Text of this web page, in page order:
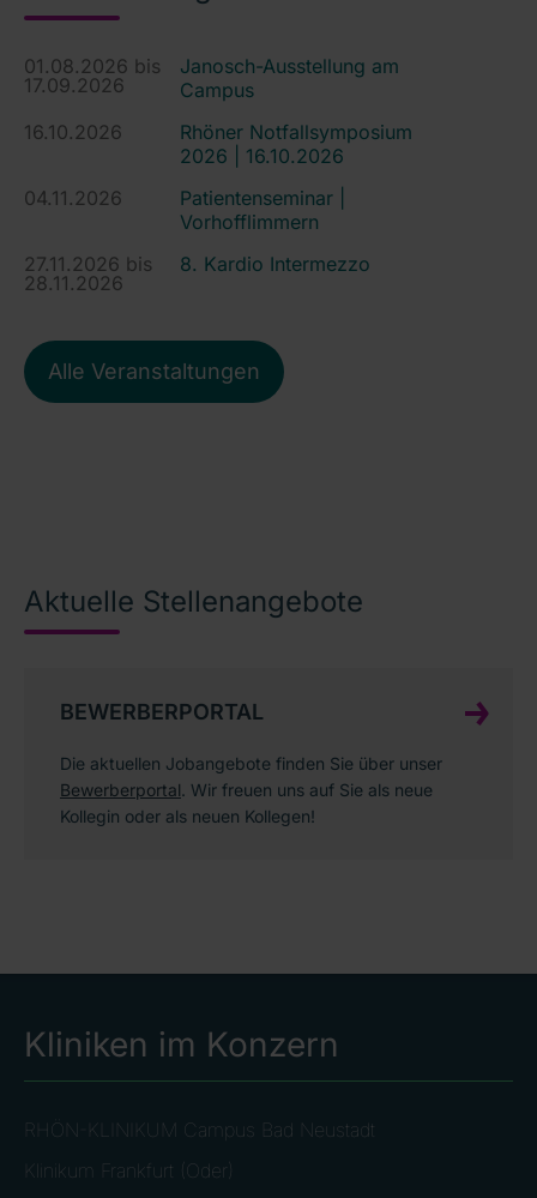
01.08.2026 bis
17.09.2026
Janosch-Ausstellung am
Campus
16.10.2026
Rhöner Notfallsymposium
2026 | 16.10.2026
04.11.2026
Patientenseminar |
Vorhofflimmern
27.11.2026 bis
28.11.2026
8. Kardio Intermezzo
Alle Veranstaltungen
Aktuelle Stellenangebote
BEWERBERPORTAL
Die aktuellen Jobangebote finden Sie über unser
Bewerberportal. Wir freuen uns auf Sie als neue
Kollegin oder als neuen Kollegen!
Kliniken im Konzern
RHÖN-KLINIKUM Campus Bad Neustadt
Klinikum Frankfurt (Oder)